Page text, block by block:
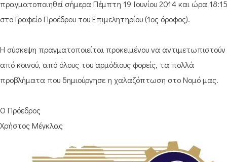
πραγματοποιηθεί σήμερα Πέμπτη 19 Ιουνίου 2014 και ώρα 18:15
στο Γραφείο Προέδρου του Επιμελητηρίου (1ος όροφος).
Η σύσκεψη πραγματοποιείται προκειμένου να αντιμετωπιστούν
από κοινού, από όλους του αρμόδιους φορείς, τα πολλά
προβλήματα που δημιούργησε η χαλαζόπτωση στο Νομό μας.
Ο Πρόεδρος
Χρήστος Μέγκλας